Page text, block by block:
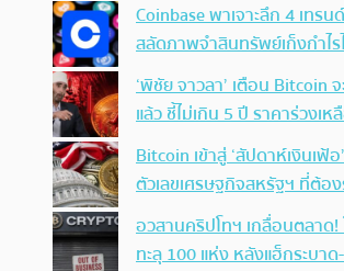
Coinbase พาเจาะลึก 4 เทร
สลัดภาพจำสินทรัพย์เก็งกำไร
‘พิชัย จาวลา’ เตือน Bitcoin
แล้ว ชี้ไม่เกิน 5 ปี ราคาร่วงเ
Bitcoin เข้าสู่ ‘สัปดาห์เงินเฟ้
ตัวเลขเศรษฐกิจสหรัฐฯ ที่ต้อง
อวสานคริปโทฯ เกลื่อนตลาด!
ทะลุ 100 แห่ง หลังแฮ็กระบา